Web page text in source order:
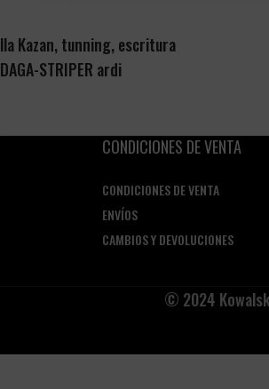
lla Kazan, tunning, escritura
DAGA-STRIPER ardi
CONDICIONES DE VENTA
CONDICIONES DE VENTA
ENVÍOS
CAMBIOS Y DEVOLUCIONES
© 2024